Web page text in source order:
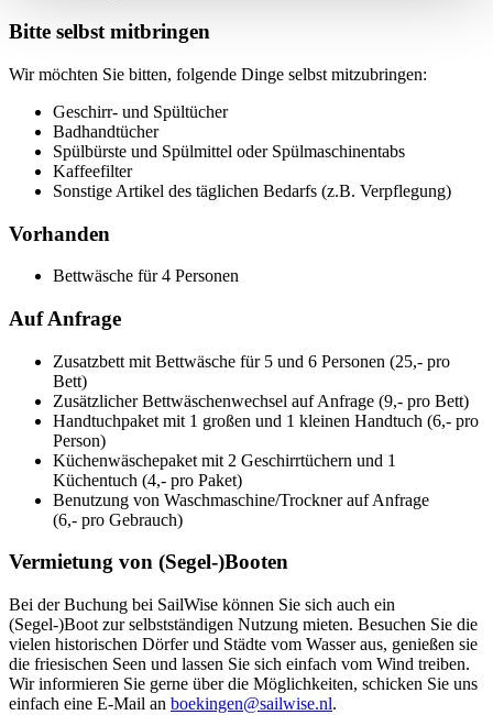
Bitte selbst mitbringen
Wir möchten Sie bitten, folgende Dinge selbst mitzubringen:
Geschirr- und Spültücher
Badhandtücher
Spülbürste und Spülmittel oder Spülmaschinentabs
Kaffeefilter
Sonstige Artikel des täglichen Bedarfs (z.B. Verpflegung)
Vorhanden
Bettwäsche für 4 Personen
Auf Anfrage
Zusatzbett mit Bettwäsche für 5 und 6 Personen (25,- pro
Bett)
Zusätzlicher Bettwäschenwechsel auf Anfrage (9,- pro Bett)
Handtuchpaket mit 1 großen und 1 kleinen Handtuch (6,- pro
Person)
Küchenwäschepaket mit 2 Geschirrtüchern und 1
Küchentuch (4,- pro Paket)
Benutzung von Waschmaschine/Trockner auf Anfrage
(6,- pro Gebrauch)
Vermietung von (Segel-)Booten
Bei der Buchung bei SailWise können Sie sich auch ein
(Segel-)Boot zur selbstständigen Nutzung mieten. Besuchen Sie die
vielen historischen Dörfer und Städte vom Wasser aus, genießen sie
die friesischen Seen und lassen Sie sich einfach vom Wind treiben.
Wir informieren Sie gerne über die Möglichkeiten, schicken Sie uns
einfach eine E-Mail an boekingen@sailwise.nl.